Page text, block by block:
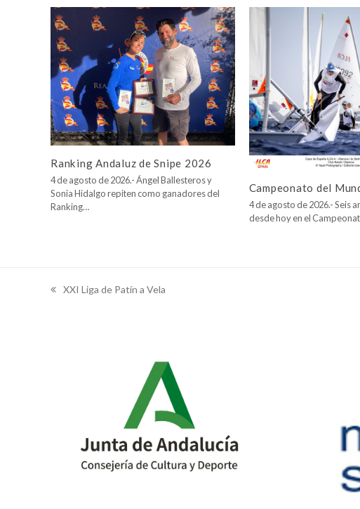
Ranking Andaluz de Snipe 2026
4 de agosto de 2026.- Ángel Ballesteros y
Sonia Hidalgo repiten como ganadores del
Ranking…
Campeonato del
4 de agosto de 2026.- Seis
desde hoy en el
previous
XXI Liga de Patín a Vela